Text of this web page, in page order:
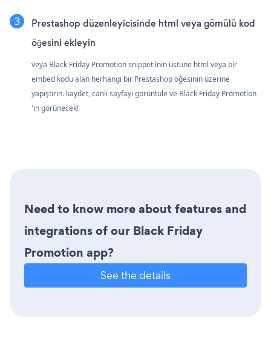
Prestashop düzenleyicisinde html veya gömülü kod
öğesini ekleyin
veya Black Friday Promotion snippet'inin üstüne html veya bir
embed kodu alan herhangi bir Prestashop öğesinin üzerine
yapıştırın. kaydet, canlı sayfayı görüntüle ve Black Friday Promotion
'in görünecek!
Need to know more about features and
integrations of our Black Friday
Promotion app?
See the details